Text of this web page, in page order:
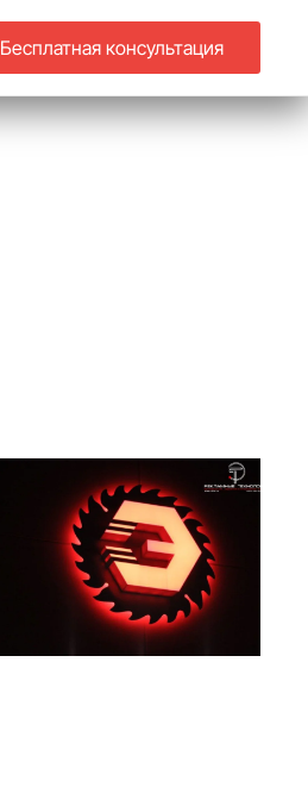
Бесплатная консультация